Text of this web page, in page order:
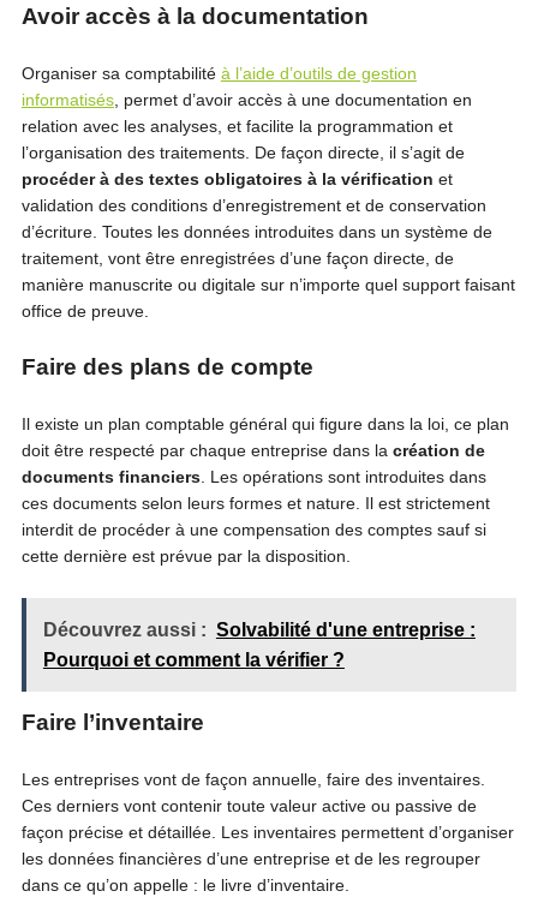
Avoir accès à la documentation
Organiser sa comptabilité à l’aide d’outils de gestion
informatisés, permet d’avoir accès à une documentation en
relation avec les analyses, et facilite la programmation et
l’organisation des traitements. De façon directe, il s’agit de
procéder à des textes obligatoires à la vérification et
validation des conditions d’enregistrement et de conservation
d’écriture. Toutes les données introduites dans un système de
traitement, vont être enregistrées d’une façon directe, de
manière manuscrite ou digitale sur n’importe quel support faisant
office de preuve.
Faire des plans de compte
Il existe un plan comptable général qui figure dans la loi, ce plan
doit être respecté par chaque entreprise dans la création de
documents financiers. Les opérations sont introduites dans
ces documents selon leurs formes et nature. Il est strictement
interdit de procéder à une compensation des comptes sauf si
cette dernière est prévue par la disposition.
Découvrez aussi : Solvabilité d'une entreprise :
Pourquoi et comment la vérifier ?
Faire l’inventaire
Les entreprises vont de façon annuelle, faire des inventaires.
Ces derniers vont contenir toute valeur active ou passive de
façon précise et détaillée. Les inventaires permettent d’organiser
les données financières d’une entreprise et de les regrouper
dans ce qu’on appelle : le livre d’inventaire.